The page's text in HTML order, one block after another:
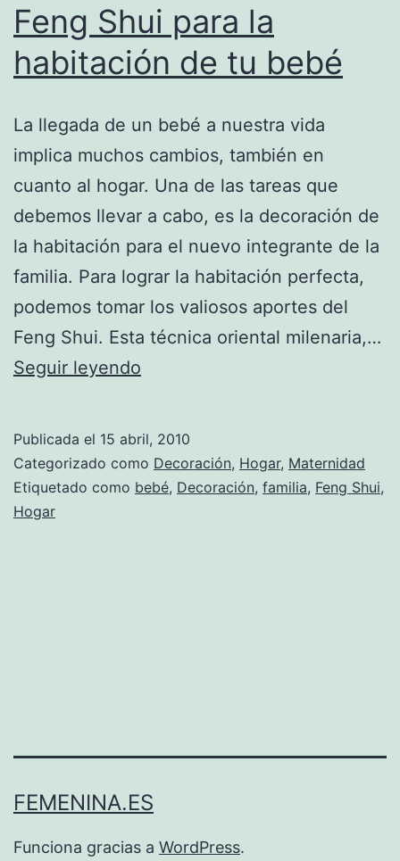
Feng Shui para la
habitación de tu bebé
La llegada de un bebé a nuestra vida
implica muchos cambios, también en
cuanto al hogar. Una de las tareas que
debemos llevar a cabo, es la decoración de
la habitación para el nuevo integrante de la
familia. Para lograr la habitación perfecta,
podemos tomar los valiosos aportes del
Feng Shui. Esta técnica oriental milenaria,…
Seguir leyendo
la
habitación
Publicada el 15 abril, 2010
Categorizado como Decoración, Hogar, Maternidad
Etiquetado como bebé, Decoración, familia, Feng Shui,
Hogar
FEMENINA.ES
Funciona gracias a WordPress.